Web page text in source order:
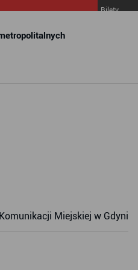
Bilety
Miejskiej w Gdyni